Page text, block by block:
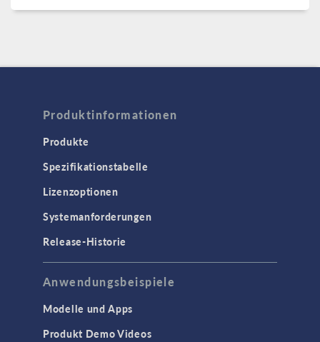
Produktinformationen
Produkte
Spezifikationstabelle
Lizenzoptionen
Systemanforderungen
Release-Historie
Anwendungsbeispiele
Modelle und Apps
Produkt Demo Videos